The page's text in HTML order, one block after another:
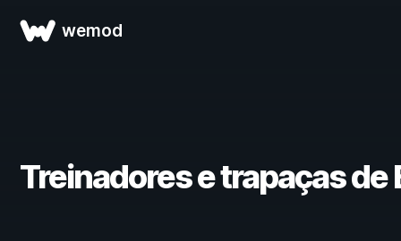
wemod
Treinadores e trapaças de